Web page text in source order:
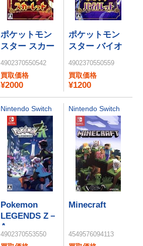
ポケットモン
スター スカー
レット
4902370550542
買取価格
¥2000
ポケットモン
スター バイオ
レット
4902370550559
買取価格
¥1200
Nintendo Switch
Pokemon
LEGENDS Z－
A
4902370553550
Nintendo Switch
Minecraft
4549576094113